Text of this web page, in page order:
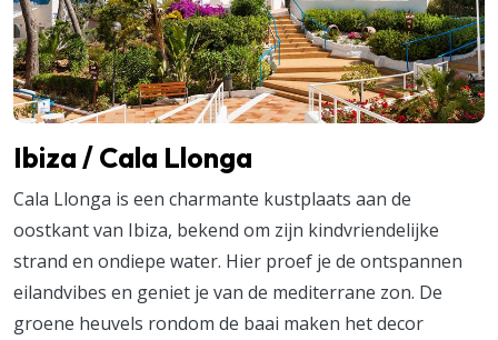
Ibiza / Cala Llonga
Cala Llonga is een charmante kustplaats aan de
oostkant van Ibiza, bekend om zijn kindvriendelijke
strand en ondiepe water. Hier proef je de ontspannen
eilandvibes en geniet je van de mediterrane zon. De
groene heuvels rondom de baai maken het decor